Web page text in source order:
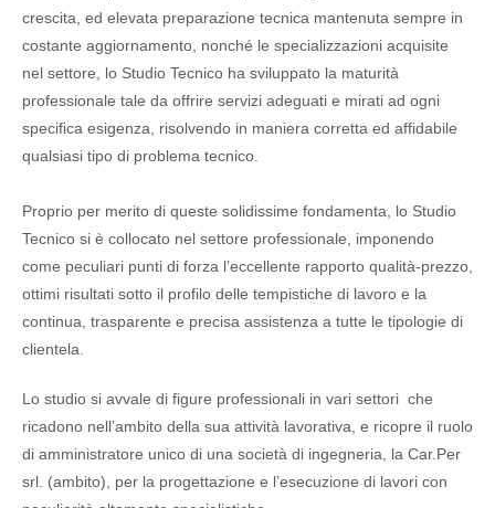
crescita, ed elevata preparazione tecnica mantenuta sempre in
costante aggiornamento, nonché le specializzazioni acquisite
nel settore, lo Studio Tecnico ha sviluppato la maturità
professionale tale da offrire servizi adeguati e mirati ad ogni
specifica esigenza, risolvendo in maniera corretta ed affidabile
qualsiasi tipo di problema tecnico.
Proprio per merito di queste solidissime fondamenta, lo Studio
Tecnico si è collocato nel settore professionale, imponendo
come peculiari punti di forza l’eccellente rapporto qualità-prezzo,
ottimi risultati sotto il profilo delle tempistiche di lavoro e la
continua, trasparente e precisa assistenza a tutte le tipologie di
clientela.
Lo studio si avvale di figure professionali in vari settori che
ricadono nell’ambito della sua attività lavorativa, e ricopre il ruolo
di amministratore unico di una società di ingegneria, la Car.Per
srl. (ambito), per la progettazione e l’esecuzione di lavori con